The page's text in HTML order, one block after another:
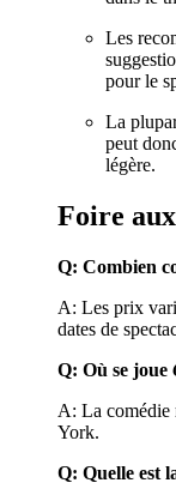
Les
pour le
La
peut
légère.
Foire
Q: Combien
A: Les prix
dates de
Q: Où se joue
A: La comédie
York.
Q: Quelle est